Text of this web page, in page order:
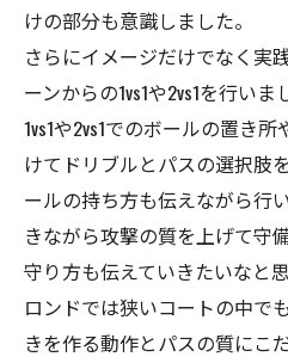
けの部分も意識しました。
さらにイメージだけでなく実
ーンからの1vs1や2vs1を行いま
1vs1や2vs1でのボールの置き
けてドリブルとパスの選択肢
ールの持ち方も伝えながら行
きながら攻撃の質を上げて守
守り方も伝えていきたいなと思
ロンドでは狭いコートの中で
きを作る動作とパスの質にこ